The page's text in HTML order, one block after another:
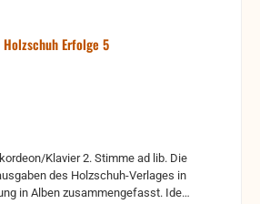
Holzschuh Erfolge 5
Klavier 2. Stimme ad lib. Die
des Holzschuh-Verlages in
in Alben zusammengefasst. Ideal